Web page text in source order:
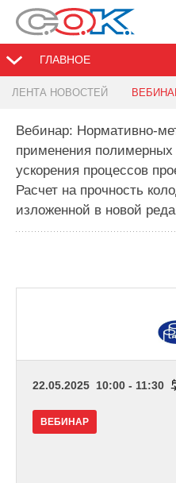
ГЛАВНОЕ
ЛЕНТА НОВОСТЕЙ
Вебинар: Нормативно-
применения
ускорения процессов
Расчет на прочность
изложенной в новой
22.05.2025 10:00 - 11:30
ВЕБИНАР